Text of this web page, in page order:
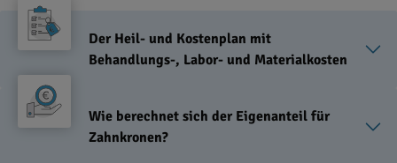
Der Heil- und Kostenplan mit
Behandlungs-, Labor- und Materialkosten
Wie berechnet sich der Eigenanteil für
Zahnkronen?